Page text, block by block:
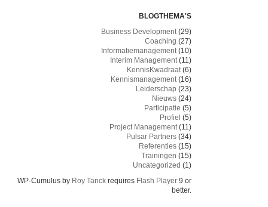
BLOGTHEMA'S
Business Development(29)
Coaching (27)
Informatiemanagement(10)
Interim Management(11)
KennisKwadraat(6)
Kennismanagement(16)
Leiderschap (23)
Nieuws (24)
Participatie (5)
Profiel (5)
Project Management(11)
Pulsar Partners (34)
Referenties (15)
Trainingen (15)
Uncategorized (1)
WP-Cumulus by Roy Tanck requires Flash Player 9 or
better.